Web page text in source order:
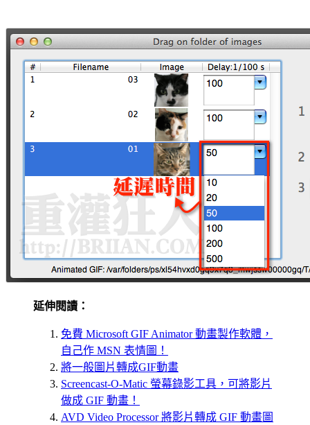
延伸閱讀：
免費 Microsoft GIF Animator 動畫製作軟體，
自己作 MSN 表情圖！
將一般圖片轉成GIF動畫
Screencast-O-Matic 螢幕錄影工具，可將影片
做成 GIF 動畫！
AVD Video Processor 將影片轉成 GIF 動畫圖